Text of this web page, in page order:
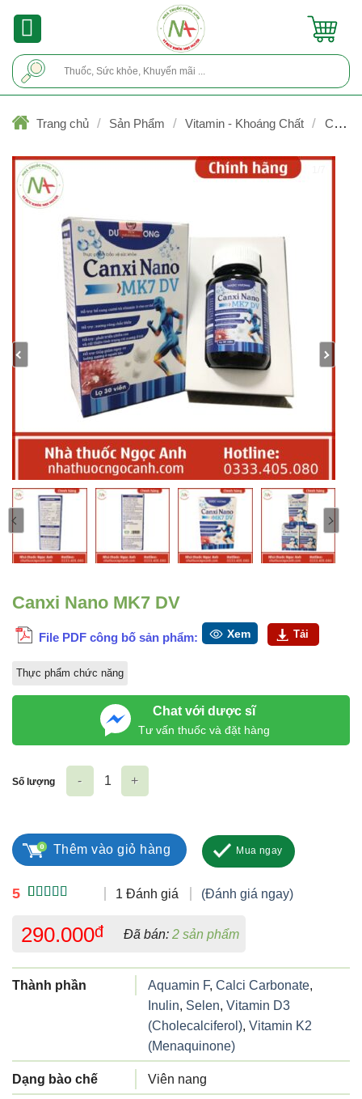
Trang chủ / Sản Phẩm / Vitamin - Khoáng Chất /
Calci/
Canxi Nano MK7 DV
File PDF công bố sản phẩm: Xem Tải
Thực phẩm chức năng
Chat với dược sĩ
Tư vấn thuốc và đặt hàng
5
đánh giá
1 Đánh giá (Đánh giá ngay)
290.000đ Đã bán: 2 sản phẩm
Thành phần Aquamin F, Calci Carbonate,
Inulin, Selen, Vitamin D3
(Cholecalciferol), Vitamin K2
(Menaquinone)
Dạng bào chế Viên nang
Số lượng
Thêm vào giỏ hàng Mua ngay